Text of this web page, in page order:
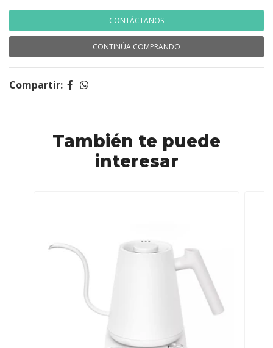
CONTÁCTANOS
CONTINÚA COMPRANDO
Compartir:
También te puede
interesar